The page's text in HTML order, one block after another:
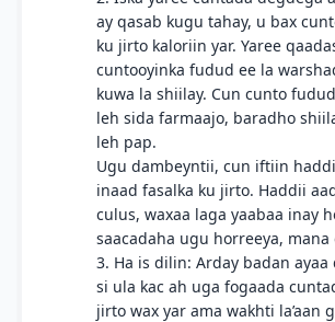
ay qasab kugu tahay, u bax
ku jirto kaloriin yar. Yaree
cuntooyinka fudud ee la
kuwa la shiilay. Cun cunto
leh sida farmaajo, baradho
leh pap.
Ugu dambeyntii, cun iftiin
inaad fasalka ku jirto. Haddii
culus, waxaa laga yaabaa inay
saacadaha ugu horreeya, mana
3. Ha is dilin: Arday badan
si ula kac ah uga fogaada
jirto wax yar ama wakhti la’aan